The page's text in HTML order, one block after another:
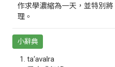
作求學濃縮為一天，並特別
理。
小辭典
ta‘avalra